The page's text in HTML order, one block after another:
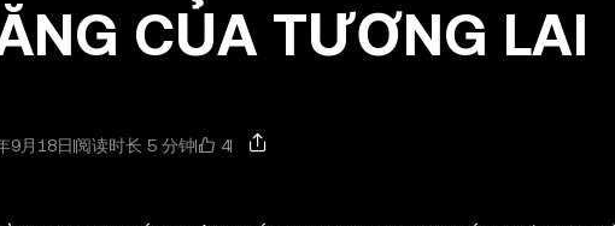
CỦA TƯƠNG LAI
9月18日 阅读时长 5 分钟 4